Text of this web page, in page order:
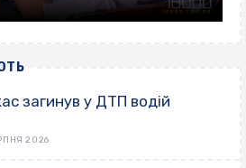
загинув у ДТП водій
2026